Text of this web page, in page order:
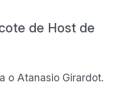
de Host de
o Atanasio Girardot.